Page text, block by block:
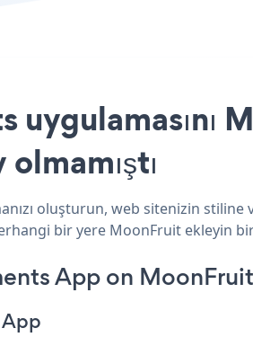
oluşturun, web sitenizin
bir yere MoonFruit ekleyin
App on